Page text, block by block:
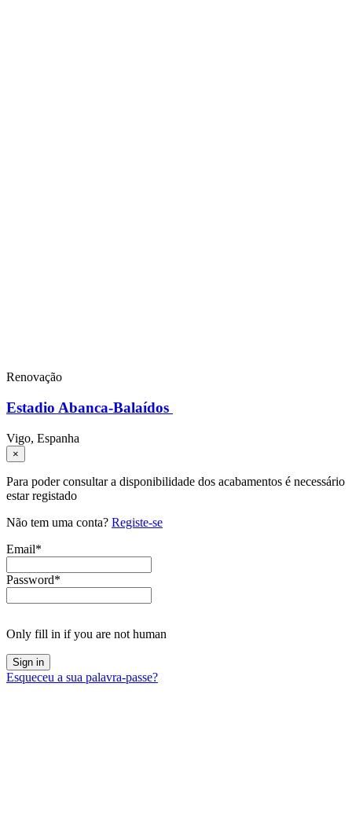
Renovação
Estadio Abanca-Balaídos
Vigo, Espanha
×
Para poder consultar a disponibilidade dos acabamentos é necessário
estar registado
Não tem uma conta? Registe-se
Email*
Password*
Only fill in if you are not human
Esqueceu a sua palavra-passe?